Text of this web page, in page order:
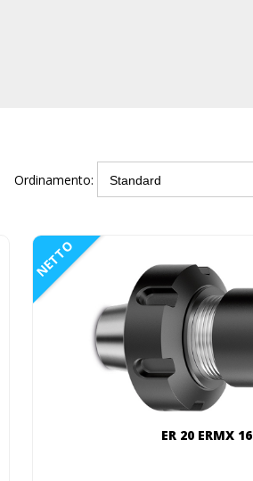
Ordinamento:
NETTO
ER 20 ERMX 16